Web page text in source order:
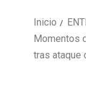
Inicio
Momentos
tras ataque